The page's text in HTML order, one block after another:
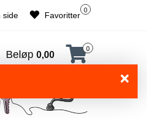
side
0
Favoritter
Beløp 0,00
0